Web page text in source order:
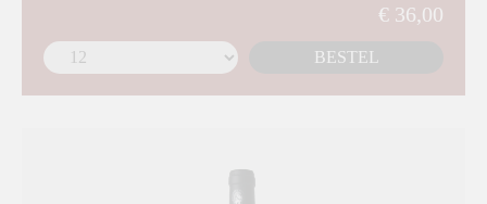
€ 36,00
BESTEL